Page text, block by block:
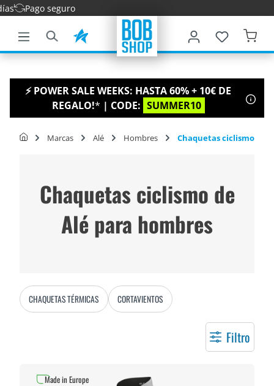
principal
⚡ POWER SALE WEEKS: HASTA 60% + 10€ DE
REGALO!* | CODE: SUMMER10
Marcas Alé Hombres Chaquetas ciclismo
Chaquetas ciclismo de
Alé para hombres
CHAQUETAS TÉRMICAS CORTAVIENTOS
Filtro
Made in Europe